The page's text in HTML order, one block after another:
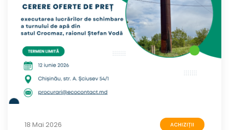
18 Mai 2026 ACHIZIȚII